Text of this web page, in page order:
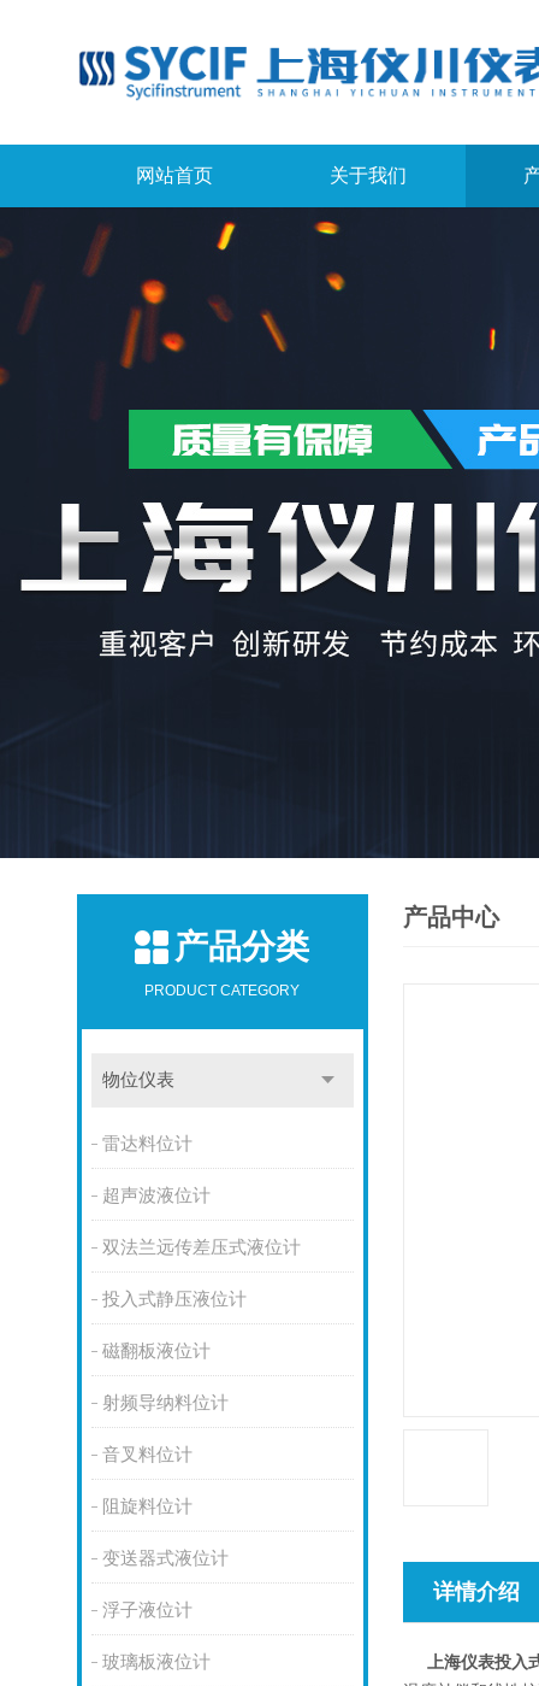
网站首页 关于我们
产品分类
PRODUCT CATEGORY
物位仪表
雷达料位计
超声波液位计
双法兰远传差压式液位计
投入式静压液位计
磁翻板液位计
射频导纳料位计
音叉料位计
阻旋料位计
变送器式液位计
浮子液位计
玻璃板液位计
产品中心
详情介绍
上海仪表投入